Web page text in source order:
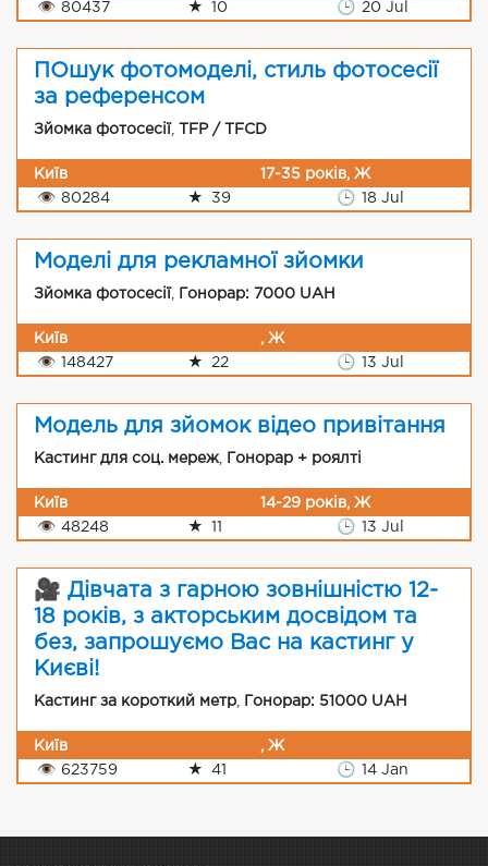
👁 80437 ★ 10 🕒 20 Jul
ПОшук фотомоделі, стиль фотосесії
за референсом
Зйомка фотосесії TFP / TFCD
Київ
17-35 років, Ж
👁 80284 ★ 39 🕒 18 Jul
Моделі для рекламної зйомки
Зйомка фотосесії Гонорар: 7000 UAH
Київ
, Ж
👁 148427 ★ 22 🕒 13 Jul
Модель для зйомок відео привітання
Кастинг для соц. мереж Гонорар + роялті
Київ
14-29 років, Ж
👁 48248 ★ 11 🕒 13 Jul
🎥 Дівчата з гарною зовнішністю 12-
18 років, з акторським досвідом та
без, запрошуємо Вас на кастинг у
Києві!
Кастинг за короткий метр Гонорар: 51000 UAH
Київ
, Ж
👁 623759 ★ 41 🕒 14 Jan